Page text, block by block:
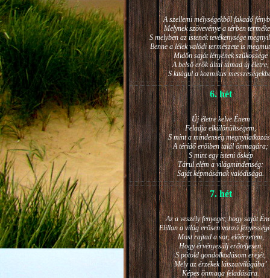
A szellemi mélységekből fakadó
Melynek szövevénye a térben
S melyben az istenek tevékenysége
Benne a lélek valódi természete is
Midőn saját lényének szűkössége
A belső erők által támad új életre,
S kitágul a kozmikus
6. hét
Új életre kelve Énem
Feladja elkülönültségem,
S mint a mindenség
A téridő erőiben talál önmagára;
S mint egy isteni őskép
Tárul elém a világmindenség:
Saját képmásának valódisága.
7. hét
Az a veszély fenyeget, hogy saját
Elillan a világ erősen vonzó
Most rajtad a sor, előérzetem,
Hogy érvényesülj erőteljesen,
S pótold gondolkodásom erejét,
Mely az érzékek látszatvilágába’
Képes önmaga feladására.